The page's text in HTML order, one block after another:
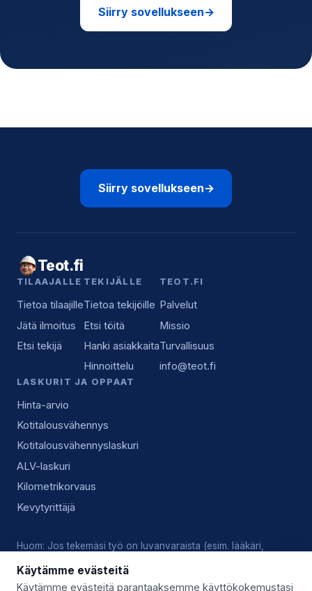
Siirry sovellukseen→
Siirry sovellukseen→
Teot.fi
TILAAJALLE
Tietoa tilaajille
Jätä ilmoitus
Etsi tekijä
TEKIJÄLLE
Tietoa tekijöille
Etsi töitä
Hanki asiakkaita
Hinnoittelu
TEOT.FI
Palvelut
Missio
Turvallisuus
info@teot.fi
LASKURIT JA OPPAAT
Hinta-arvio
Kotitalousvähennys
Kotitalousvähennyslaskuri
ALV-laskuri
Kilometrikorvaus
Kevytyrittäjä
Huom: Jos tekemäsi työ on luvanvaraista (esim. lääkäri,
olevista luvista, pätevyyksistä ja alan käytännöistä.
Käytämme evästeitä
Käytämme evästeitä parantaaksemme käyttökokemustasi